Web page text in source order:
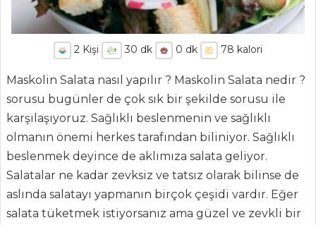
2Kişi 30 dk 0 dk 78 kalori
Maskolin Salata nasıl yapılır ? Maskolin Salata nedir ?
sorusu bugünler de çok sık bir şekilde sorusu ile
karşılaşıyoruz. Sağlıklı beslenmenin ve sağlıklı
olmanın önemi herkes tarafından biliniyor. Sağlıklı
beslenmek deyince de aklımıza salata geliyor.
Salatalar ne kadar zevksiz ve tatsız olarak bilinse de
aslında salatayı yapmanın birçok çeşidi vardır. Eğer
salata tüketmek istiyorsanız ama güzel ve zevkli bir